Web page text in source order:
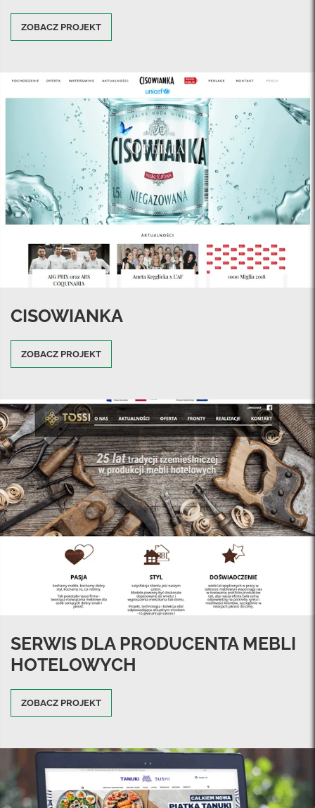
ZOBACZ PROJEKT
CISOWIANKA
ZOBACZ PROJEKT
SERWIS DLA PRODUCENTA MEBLI
HOTELOWYCH
ZOBACZ PROJEKT